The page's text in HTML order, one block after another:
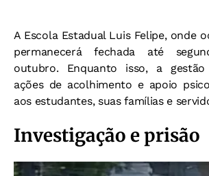
A Escola Estadual Luis Felipe, onde
permanecerá fechada até
outubro. Enquanto isso, a
ações de acolhimento e apoio
aos estudantes, suas famílias e
Investigação e prisão